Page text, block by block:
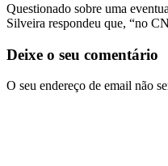
Questionado sobre uma
Silveira respondeu que, “no
Deixe o seu comentário
O seu endereço de email não